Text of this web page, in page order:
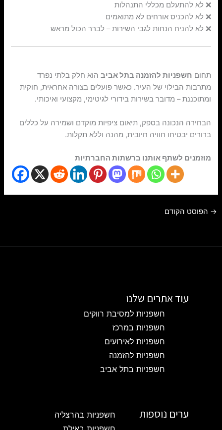
❌ לא להתעלם מכללי התנהלות
❌ לא להכניס אורחים לא מתואמים
❌ לא להניח הנחות לגבי השירות – לברר הכול מראש
תחום חשפניות להזמנה בתל אביב הוא חלק בלתי נפרד
מתרבות הבילוי של העיר. כאשר פועלים בצורה אחראית, חוקית
ומתוכננת – מדובר בשירות בידורי לגיטימי, מקצועי ואיכותי.
הבחירה הנכונה בספק, תיאום ציפיות מוקדם ושמירה על כללים
ברורים יבטיחו חוויה חיובית, מהנה וללא תקלות.
מוזמנים לשתף אותנו ברשתות החברתיות
→ הפוסט הקודם
עוד אתרים שלנו
חשפניות למסיבת רווקים
חשפניות במרכז
חשפניות לאירועים
חשפניות להזמנה
חשפניות בתל אביב
ערים נוספות
חשפניות בהרצליה